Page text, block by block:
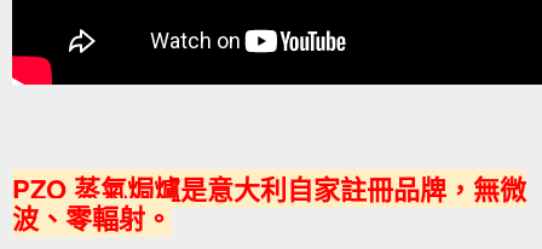
PZO 蒸氣焗爐是意大利自家註冊品牌，無微
波、零輻射。